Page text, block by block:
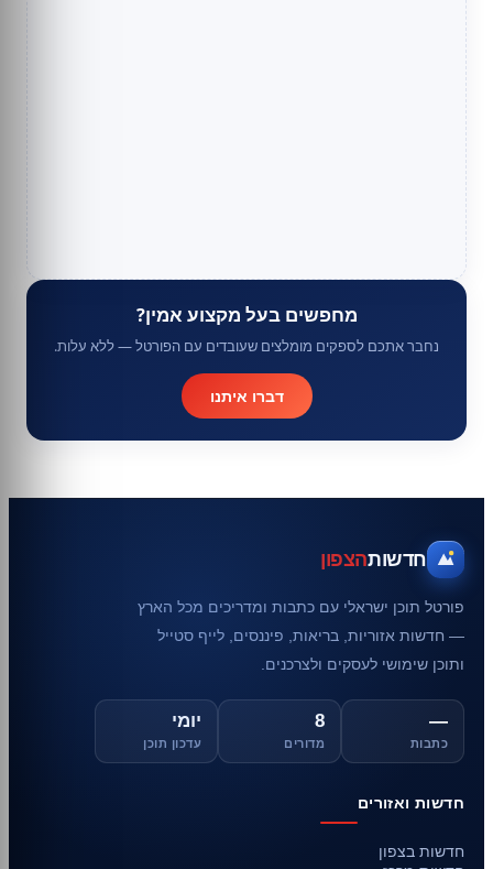
מחפשים בעל מקצוע אמין?
נחבר אתכם לספקים מומלצים שעובדים עם הפורטל — ללא עלות.
דברו איתנו
חדשותהצפון
פורטל תוכן ישראלי עם כתבות ומדריכים מכל הארץ
— חדשות אזוריות, בריאות, פיננסים, לייף סטייל
ותוכן שימושי לעסקים ולצרכנים.
—
כתבות
8
מדורים
יומי
עדכון תוכן
חדשות ואזורים
חדשות בצפון